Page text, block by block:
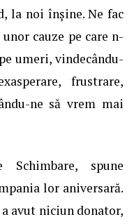
la noi înșine. Ne fac
cauze pe care n-
umeri, vindecându-
frustrare,
ne să vrem mai
spune
lor aniversară.
avut niciun donator,